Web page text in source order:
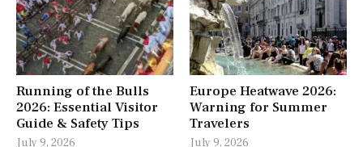
Running of the Bulls
2026: Essential Visitor
Guide & Safety Tips
July 9, 2026
Europe Heatwave 2026:
Warning for Summer
Travelers
July 9, 2026